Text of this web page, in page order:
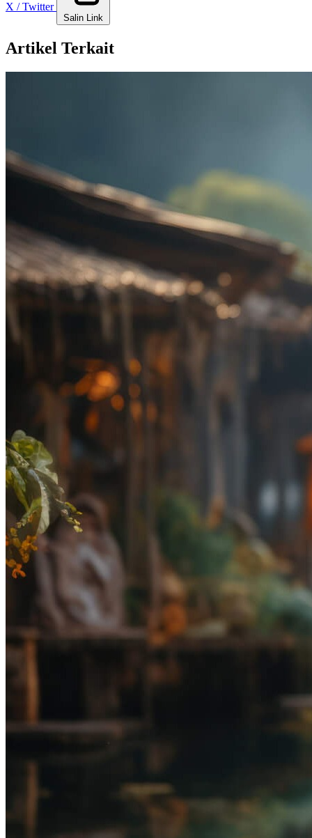
X / Twitter
Salin Link
Artikel Terkait